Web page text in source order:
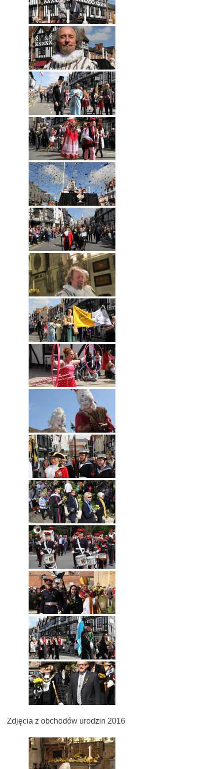
Zdjęcia z obchodów urodzin 2016